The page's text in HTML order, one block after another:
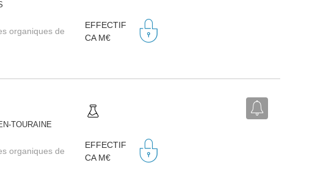
organiques de
EFFECTIF
CA M€
TOURAINE
organiques de
EFFECTIF
CA M€